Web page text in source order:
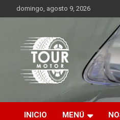
al
domingo, agosto 9, 2026
Tour Motor
Plataforma de contenido
INICIO MENÚ